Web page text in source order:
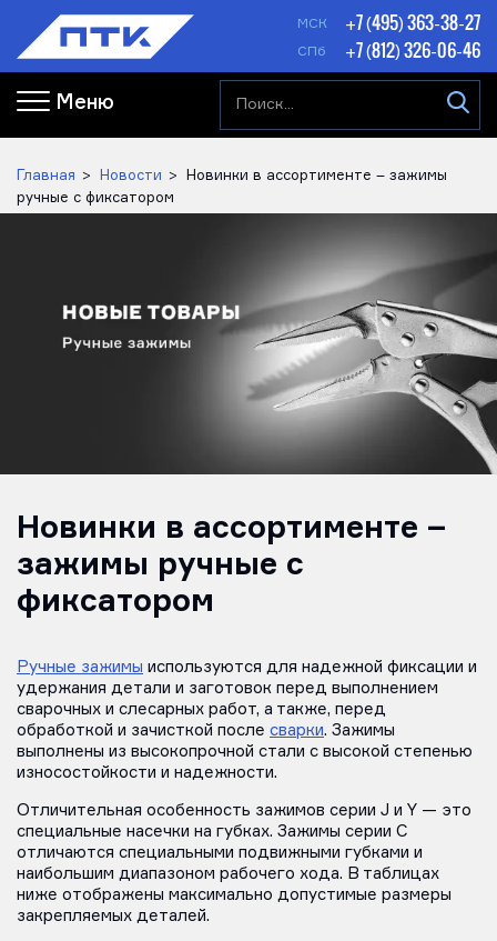
МСК +7 (495) 363-38-27
СПб +7 (812) 326-06-46
Меню
Главная Новости
Новинки в ассортименте – зажимы
ручные с фиксатором
Новинки в ассортименте –
зажимы ручные с
фиксатором
Ручные зажимы используются для надежной фиксации и
удержания детали и заготовок перед выполнением
сварочных и слесарных работ, а также, перед
обработкой и зачисткой после сварки. Зажимы
выполнены из высокопрочной стали с высокой степенью
износостойкости и надежности.
Отличительная особенность зажимов серии J и Y — это
специальные насечки на губках. Зажимы серии С
отличаются специальными подвижными губками и
наибольшим диапазоном рабочего хода. В таблицах
ниже отображены максимально допустимые размеры
закрепляемых деталей.